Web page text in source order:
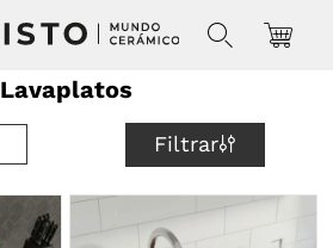
Lavaplatos
Filtrar